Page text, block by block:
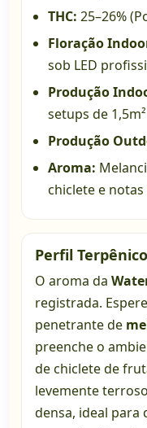
THC: 25–26%
Floração
sob LED
Produção
setups de
Produção
Aroma:
chiclete e
Perfil
O aroma da
registrada.
penetrante de
preenche o
de chiclete de
levemente
densa, ideal para